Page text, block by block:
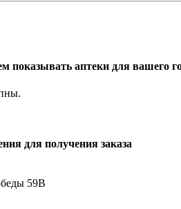
показывать аптеки для вашего
для получения заказа
59В